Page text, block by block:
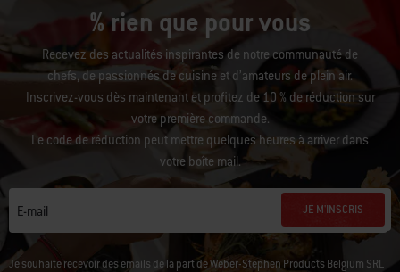
% rien que pour vous
Recevez des actualités inspirantes de notre communauté de
chefs, de passionnés de cuisine et d’amateurs de plein air.
Inscrivez-vous dès maintenant et profitez de 10 % de réduction sur
votre première commande.
Le code de réduction peut mettre quelques heures à arriver dans
votre boîte mail.
E-mail JE M'INSCRIS
Je souhaite recevoir des emails de la part de Weber-Stephen Products Belgium SRL